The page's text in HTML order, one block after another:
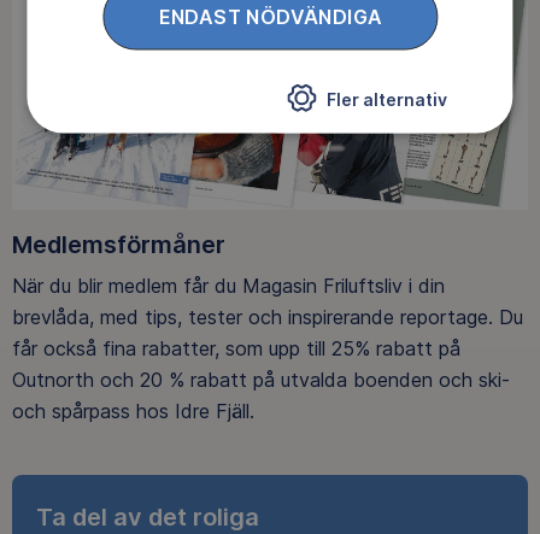
Medlemsförmåner
När du blir medlem får du Magasin Friluftsliv i din
brevlåda, med tips, tester och inspirerande reportage. Du
får också fina rabatter, som upp till 25% rabatt på
Outnorth och 20 % rabatt på utvalda boenden och ski-
och spårpass hos Idre Fjäll.
Ta del av det roliga
ENDAST NÖDVÄNDIGA
Fler alternativ